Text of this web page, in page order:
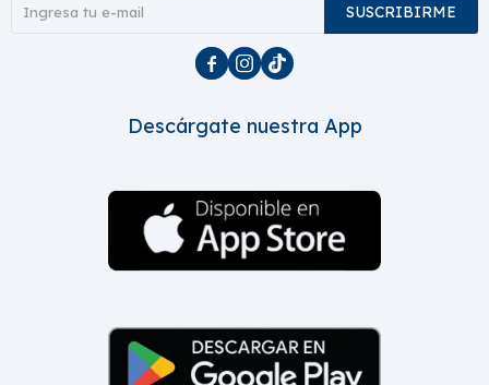
SUSCRIBIRME
  
Descárgate nuestra App